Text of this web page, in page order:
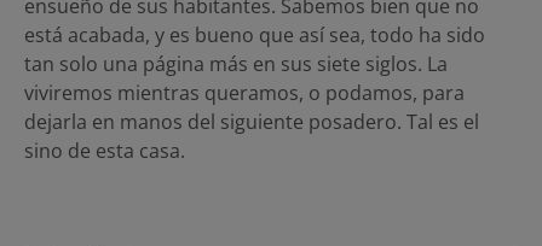
ensueño de sus habitantes. Sabemos bien que no
está acabada, y es bueno que así sea, todo ha sido
tan solo una página más en sus siete siglos. La
viviremos mientras queramos, o podamos, para
dejarla en manos del siguiente posadero. Tal es el
sino de esta casa.